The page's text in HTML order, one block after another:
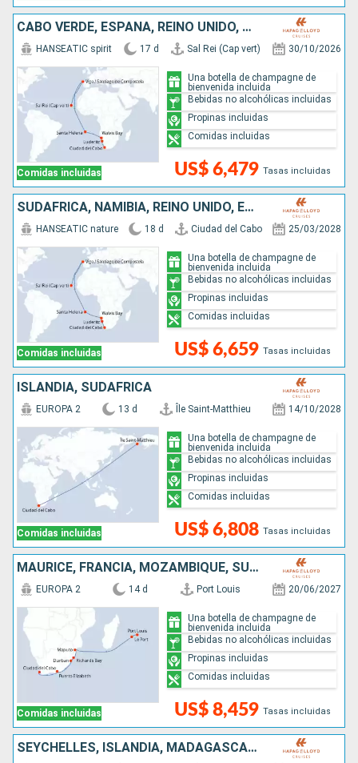
CABO VERDE, ESPAÑA, REINO UNIDO, NAMIBIA, SUDAFRICA
Comidas incluidas
HANSEATIC spirit 17 d Sal Rei (Cap vert) 30/10/2026
US$ 6,479 Tasas incluidas
Una botella de champagne de
bienvenida incluida
Bebidas no alcohólicas incluidas
Propinas incluidas
Comidas incluidas
SUDAFRICA, NAMIBIA, REINO UNIDO, ESPAÑA, CABO VERDE
Comidas incluidas
HANSEATIC nature 18 d Ciudad del Cabo 25/03/2028
US$ 6,659 Tasas incluidas
Una botella de champagne de
bienvenida incluida
Bebidas no alcohólicas incluidas
Propinas incluidas
Comidas incluidas
ISLANDIA, SUDAFRICA
Comidas incluidas
EUROPA 2 13 d Île Saint-Matthieu 14/10/2028
US$ 6,808 Tasas incluidas
Una botella de champagne de
bienvenida incluida
Bebidas no alcohólicas incluidas
Propinas incluidas
Comidas incluidas
MAURICE, FRANCIA, MOZAMBIQUE, SUDAFRICA
Comidas incluidas
EUROPA 2 14 d Port Louis 20/06/2027
US$ 8,459 Tasas incluidas
Una botella de champagne de
bienvenida incluida
Bebidas no alcohólicas incluidas
Propinas incluidas
Comidas incluidas
SEYCHELLES, ISLANDIA, MADAGASCAR, INDIA, MOZAMBIQUE, SUDAFRICA